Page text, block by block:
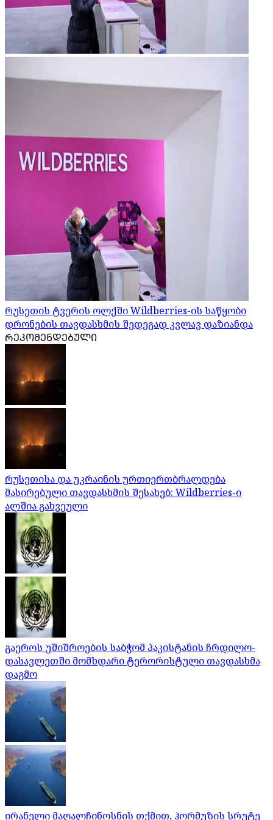
რუსეთის ტვერის ოლქში Wildberries-ის საწყობი
დრონების თავდასხმის შედეგად კვლავ დაზიანდა
ᲠᲔᲙᲝᲛᲔᲜᲓᲔᲑᲣᲚᲘ
რუსეთისა და უკრაინის ურთიერთბრალდება
მასირებული თავდასხმის შესახებ: Wildberries-ი
ალშია გახვეული
გაეროს უშიშროების საბჭომ პაკისტანის ჩრდილო-
დასავლეთში მომხდარი ტერორისტული თავდასხმა
დაგმო
ირანელი მაღალჩინოსნის თქმით, ჰორმუზის სრუტე